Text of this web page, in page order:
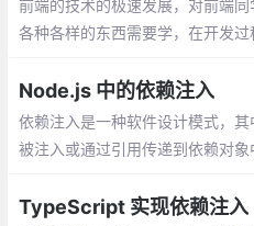
前端的技术的极速发展，对前端
各种各样的东西需要学，在开发
码堆积在页面或者组件中
Node.js 中的依赖注入
依赖注入是一种软件设计模式，其
被注入或通过引用传递到依赖对象
TypeScript 实现依赖注入